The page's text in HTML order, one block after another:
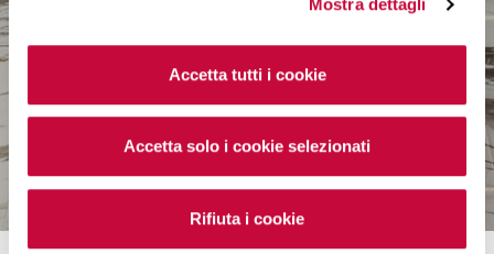
Mostra dettagli
Accetta tutti i cookie
Accetta solo i cookie selezionati
Rifiuta i cookie